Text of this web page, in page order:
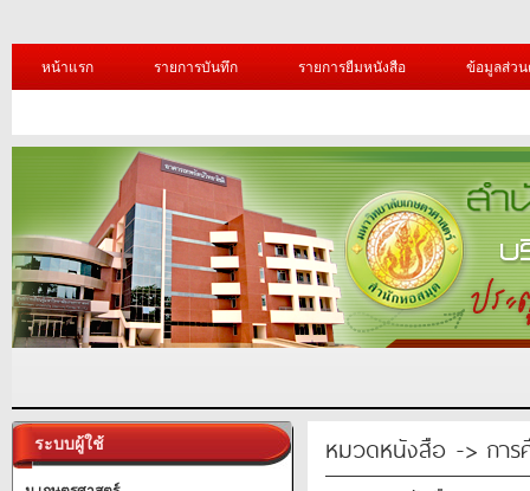
หน้าแรก รายการบันทึก รายการยืมหนังสือ ข้อมูลส่ว
ระบบผู้ใช้ หมวดหนังสือ -> การ